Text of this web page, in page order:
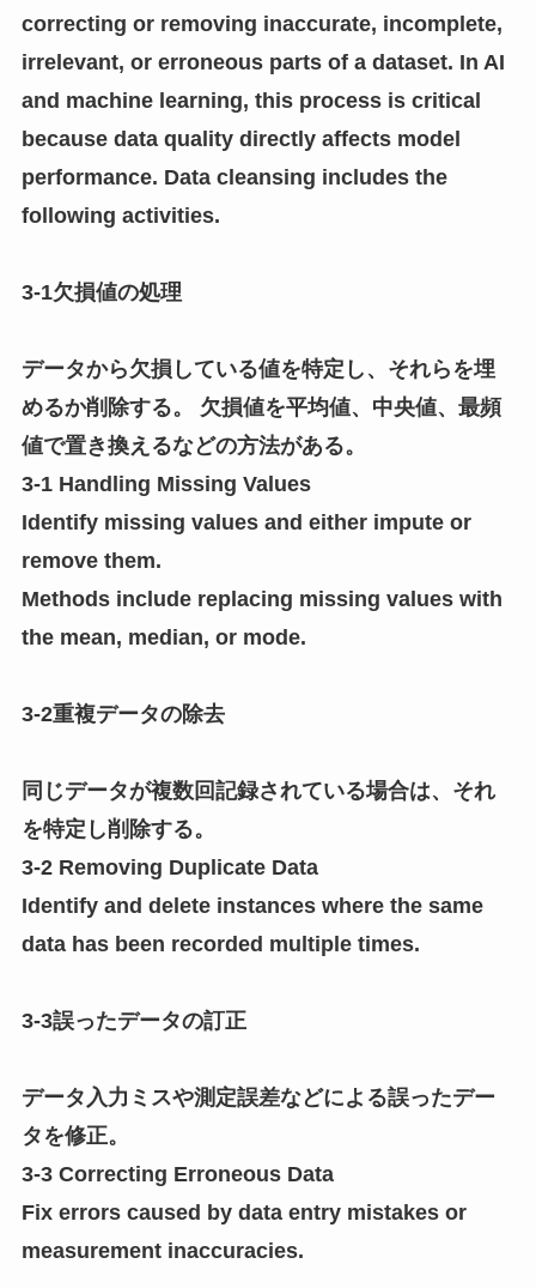
correcting or removing inaccurate, incomplete,
irrelevant, or erroneous parts of a dataset. In AI
and machine learning, this process is critical
because data quality directly affects model
performance. Data cleansing includes the
following activities.
3-1欠損値の処理
データから欠損している値を特定し、それらを埋
めるか削除する。 欠損値を平均値、中央値、最頻
値で置き換えるなどの方法がある。
3-1 Handling Missing Values
Identify missing values and either impute or
remove them.
Methods include replacing missing values with
the mean, median, or mode.
3-2重複データの除去
同じデータが複数回記録されている場合は、それ
を特定し削除する。
3-2 Removing Duplicate Data
Identify and delete instances where the same
data has been recorded multiple times.
3-3誤ったデータの訂正
データ入力ミスや測定誤差などによる誤ったデー
タを修正。
3-3 Correcting Erroneous Data
Fix errors caused by data entry mistakes or
measurement inaccuracies.